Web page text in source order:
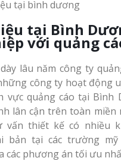
tại Bình
với quảng
lâu năm công ty
công ty hoạt động
vực quảng cáo tại Bình
lân cận trên toàn miền
vấn thiết kế có nhiều
bản tại các trường
các phương án tối ưu